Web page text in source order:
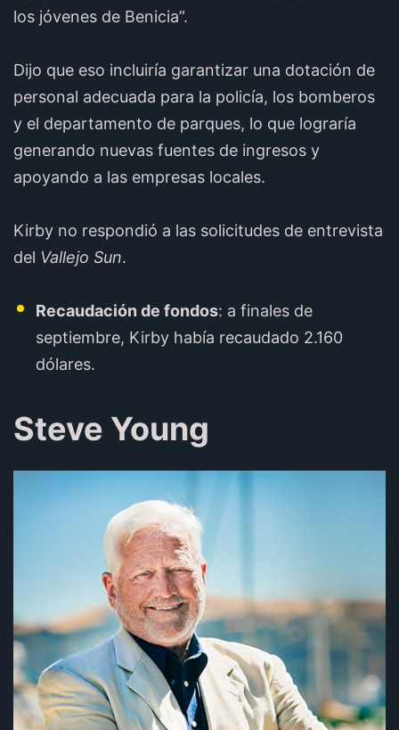
los jóvenes de Benicia”.
Dijo que eso incluiría garantizar una dotación de
personal adecuada para la policía, los bomberos
y el departamento de parques, lo que lograría
generando nuevas fuentes de ingresos y
apoyando a las empresas locales.
Kirby no respondió a las solicitudes de entrevista
del Vallejo Sun.
Recaudación de fondos: a finales de
septiembre, Kirby había recaudado 2.160
dólares.
Steve Young